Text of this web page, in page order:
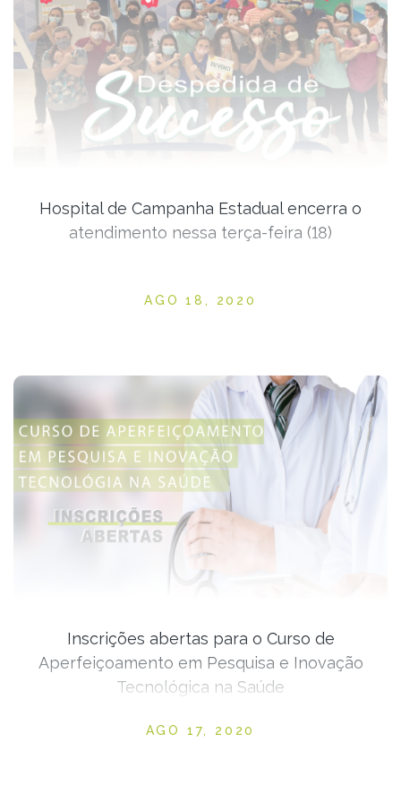
Hospital de Campanha Estadual encerra o
atendimento nessa terça-feira (18)
Posted on
AGO 18, 2020
Inscrições abertas para o Curso de
Aperfeiçoamento em Pesquisa e Inovação
Tecnológica na Saúde
Posted on
AGO 17, 2020